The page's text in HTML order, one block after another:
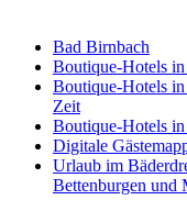
Bad Birnbach
Boutique-Hotels
Boutique-Hotels
Zeit
Boutique-Hotels
Digitale
Urlaub im
Bettenburgen und